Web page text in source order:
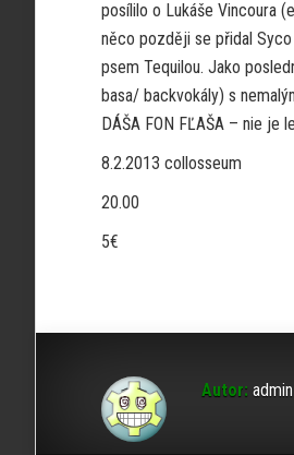
posílilo o Lukáše Vincoura
něco později se přidal
psem Tequilou. Jako
basa/ backvokály) s
DÁŠA FON FĽAŠA – nie je
8.2.2013 collosseum
20.00
5€
Autor: admin